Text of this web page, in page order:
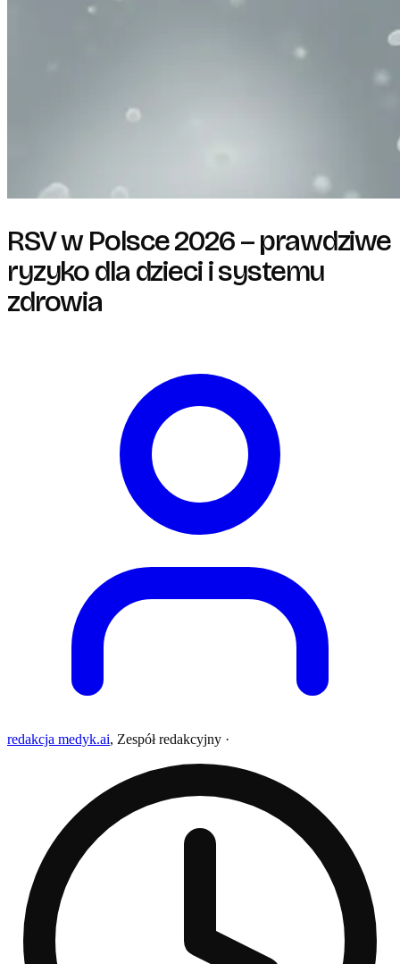
RSV w Polsce 2026 – prawdziwe
ryzyko dla dzieci i systemu
zdrowia
redakcja medyk.ai, Zespół redakcyjny ·